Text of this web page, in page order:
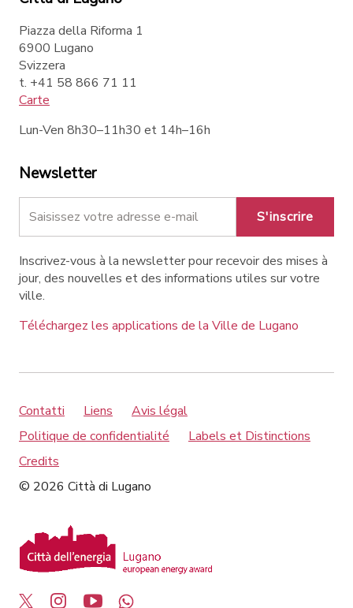
Piazza della Riforma 1
6900 Lugano
Svizzera
t. +41 58 866 71 11
Carte
Lun-Ven 8h30–11h30 et 14h–16h
Newsletter
S'inscrire
Inscrivez-vous à la newsletter pour recevoir des mises à
jour, des nouvelles et des informations utiles sur votre
ville.
Téléchargez les applications de la Ville de Lugano
Contatti Liens
Avis légal
Politique de confidentialité
Labels et Distinctions
Credits
© 2026 Città di Lugano